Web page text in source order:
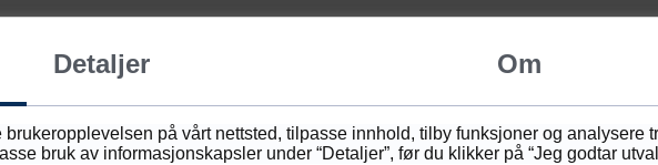
Lillesand videregående skole
for pakker og
Detaljer Om
på vårt nettsted, tilpasse innhold, tilby funksjoner og analysere
bruk av informasjonskapsler under “Detaljer”, før du klikker på “Jeg godtar